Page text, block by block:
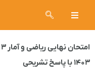
۱۴۰۳ با پاسخ تشریحی